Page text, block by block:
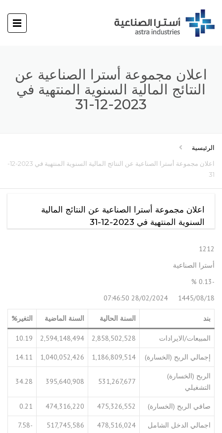
اعلان مجموعة أسترا الصناعية عن
النتائج المالية السنوية المنتهية في
2023-12-31
الرئيسية
اعلان مجموعة أسترا الصناعية عن النتائج المالية السنوية المنتهية في 2023-12-
31
اعلان مجموعة أسترا الصناعية عن النتائج المالية
السنوية المنتهية في 2023-12-31
1212
أسترا الصناعية
-0.13 %
1445/08/18 28/02/2024 07:46:50
بند السنة الحالية السنة الماضية التغير%
المبيعات/الايرادات 2,858,502,528
2,594,148,494
10.19
إجمالي الربح (الخسارة) 1,186,809,514
1,040,052,426
14.11
الربح (الخسارة)
التشغيلي
531,267,677
395,640,908
34.28
صافي الربح (الخسارة) 475,326,552
474,316,220
0.21
اجمالي الدخل الشامل 478,516,024
517,745,586
-7.58